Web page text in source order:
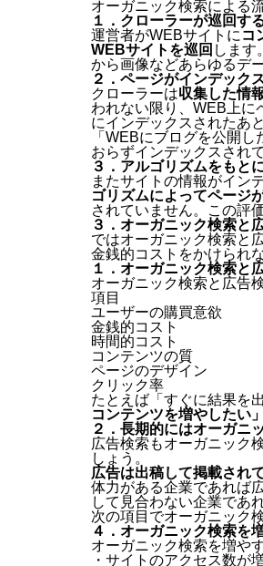
オーガニック検索による
１．クローラーが巡回す
運営者がWEBサイトにコ
WEBサイトを巡回 します
から画像などあらゆるデ
２．ページがインデック
クローラーは収集した情
われない限り、WEB上に
にインデックスされたあ
「WEBにブログを公開
おらずインデックスされ
３．アルゴリズムをもと
またサイトの情報がイン
ゴリズムによってページ
されていません。この評
３．オーガニック検索と
ではオーガニック検索と
金銭的コストをかけられ
１．オーガニック検索と
オーガニック検索と広告
項目
ユーザーの購買意欲
金銭的コスト
時間的コスト
コンテンツの質
ページのデザイン
クリック率
たとえば「すぐに結果を
コンテンツを増やしたい
２．長期的にはオーガニ
広告検索もオーガニック
しょう。
広告は出稿して掲載され
体力がある企業であれば
して見合わない企業であ
次の項目でオーガニック
４．オーガニック検索を
オーガニック検索を増や
・サイトのアクセス数が